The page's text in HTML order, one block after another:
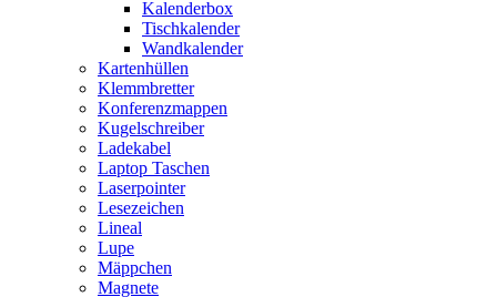
Kalenderbox
Tischkalender
Wandkalender
Kartenhüllen
Klemmbretter
Konferenzmappen
Kugelschreiber
Ladekabel
Laptop Taschen
Laserpointer
Lesezeichen
Lineal
Lupe
Mäppchen
Magnete